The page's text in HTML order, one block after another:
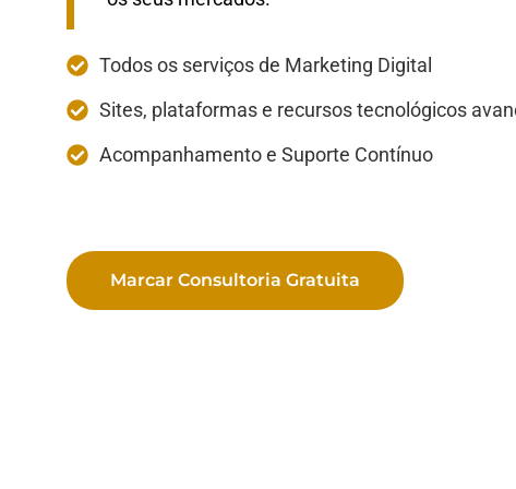
Todos os serviços de Marketing Digital
Sites, plataformas e recursos tecnológicos
Acompanhamento e Suporte Contínuo
Marcar Consultoria Gratuita